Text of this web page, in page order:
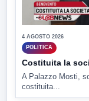
4 AGOSTO 2026
POLITICA
Costituita la
A Palazzo Mosti,
costituita...